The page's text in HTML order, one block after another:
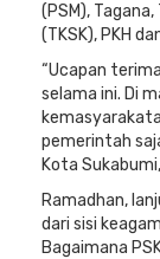
(PSM),
(TKSK), PKH
“Ucapan
selama ini. Di
pemerintah
Kota
Ramadhan,
dari sisi
Bagaimana